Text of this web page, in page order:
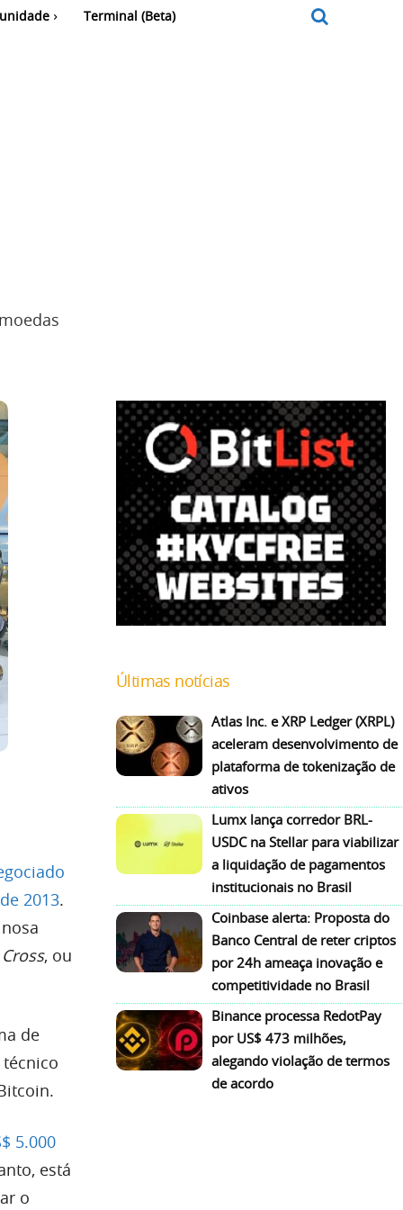
Terminal (Beta)
2013.
, ou
de
5.000
está
o
Últimas notícias
Atlas Inc. e XRP Ledger (XRPL)
aceleram desenvolvimento de
plataforma de tokenização de
ativos
Lumx lança corredor BRL-
USDC na Stellar para viabilizar
a liquidação de pagamentos
institucionais no Brasil
Coinbase alerta: Proposta do
Banco Central de reter criptos
por 24h ameaça inovação e
competitividade no Brasil
Binance processa RedotPay
por US$ 473 milhões,
alegando violação de termos
de acordo